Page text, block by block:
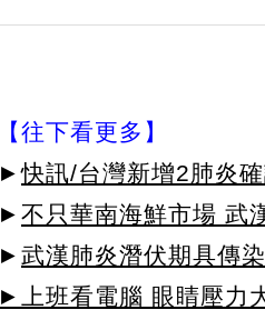
【往下看更多】
►快訊/台灣新增2肺炎
► 不只華南海鮮市場 武
► 武漢肺炎潛伏期具傳
►上班看電腦 眼睛壓力